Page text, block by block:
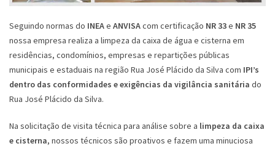
Seguindo normas do INEAe ANVISAcom certificação NR 33e NR 35
nossa empresa realiza a limpeza da caixa de água e cisterna em
residências, condomínios, empresas e repartições públicas
municipais e estaduais na região Rua José Plácido da Silva com IPI’s
dentro das conformidades e exigências da vigilância sanitária do
Rua José Plácido da Silva.
Na solicitação de visita técnica para análise sobre a limpeza da caixa
e cisterna, nossos técnicos são proativos e fazem uma minuciosa